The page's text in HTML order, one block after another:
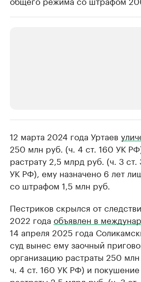
Крупнейшие производители и
продавцы медийной продукции
Ознакомьтесь с информацией в каталоге
12 марта 2024 года Уртаев
250 млн руб. (ч. 4 ст. 160 УК
растрату 2,5 млрд руб. (ч. 3 ст.
УК РФ), ему назначено 6 лет
со штрафом 1,5 млн руб.
Пестриков скрылся от
2022 года объявлен в
14 апреля 2025 года
суд вынес ему заочный
организацию растраты 250 млн
ч. 4 ст. 160 УК РФ) и